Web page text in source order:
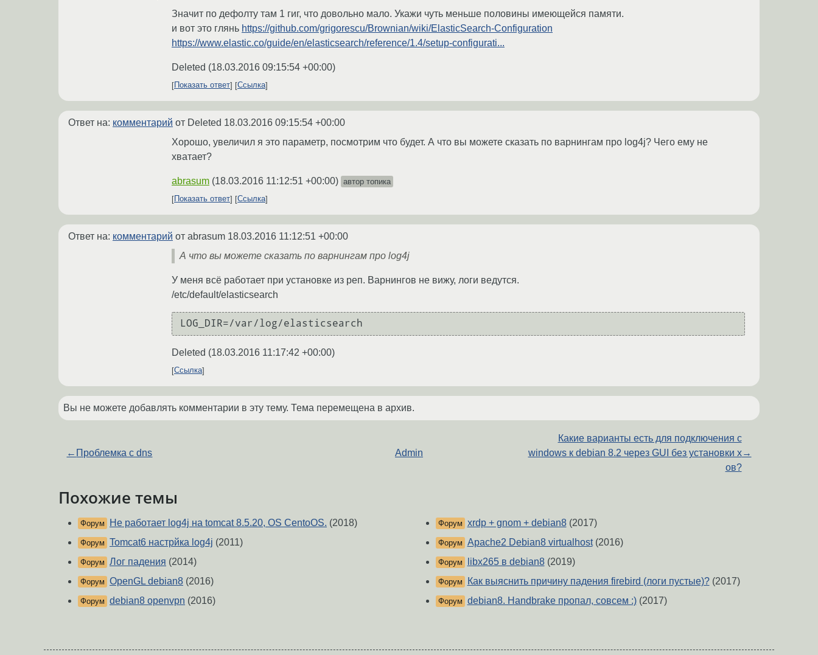
Значит по дефолту там 1 гиг, что довольно мало. Укажи чуть меньше половины имеющейся памяти.
и вот это глянь https://github.com/grigorescu/Brownian/wiki/ElasticSearch-Configuration
https://www.elastic.co/guide/en/elasticsearch/reference/1.4/setup-configurati...
Deleted (18.03.2016 09:15:54 +00:00)
Показать ответ Ссылка
Ответ на: комментарий от Deleted 18.03.2016 09:15:54 +00:00
Хорошо, увеличил я это параметр, посмотрим что будет. А что вы можете сказать по варнингам про log4j? Чего ему не
хватает?
abrasum (18.03.2016 11:12:51 +00:00) автор топика
Показать ответ
Ссылка
Ответ на: комментарий от abrasum 18.03.2016 11:12:51 +00:00
А что вы можете сказать по варнингам про log4j
У меня всё работает при установке из реп. Варнингов не вижу, логи ведутся.
/etc/default/elasticsearch
LOG_DIR=/var/log/elasticsearch
Deleted (18.03.2016 11:17:42 +00:00)
Ссылка
Вы не можете добавлять комментарии в эту тему. Тема перемещена в архив.
← Проблемка с dns Admin
Какие варианты есть для подключения c
windows к debian 8.2 через GUI без установки x
ов?
→
Похожие темы
Форум Не работает log4j на tomcat 8.5.20, OS CentoOS. (2018)
Форум Tomcat6 настрйка log4j (2011)
Форум Лог падения (2014)
Форум OpenGL debian8 (2016)
Форум debian8 openvpn (2016)
Форум xrdp + gnom + debian8(2017)
Форум Apache2 Debian8 virtualhost(2016)
Форум libx265 в debian8(2019)
Форум Как выяснить причину падения firebird (логи пустые)?(2017)
Форум debian8. Handbrake пропал, совсем :)(2017)